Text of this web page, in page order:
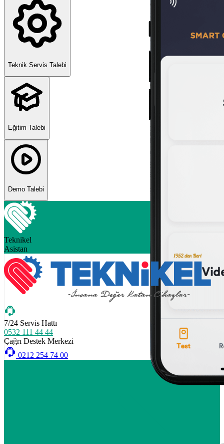
Teknik Servis Talebi
Eğitim Talebi
Demo Talebi
Teknikel
Asistan
7/24 Servis Hattı
0532 111 44 44
Çağrı Destek Merkezi
0212 254 74 00